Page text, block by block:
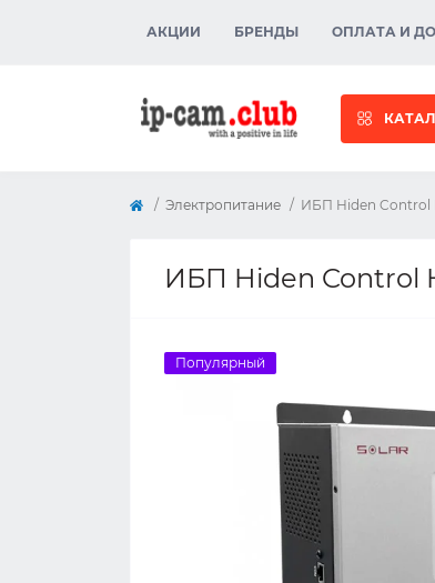
АКЦИИ БРЕНДЫ ОПЛАТА И
Электропитание ИБП Hiden Control
ИБП Hiden Control
Популярный